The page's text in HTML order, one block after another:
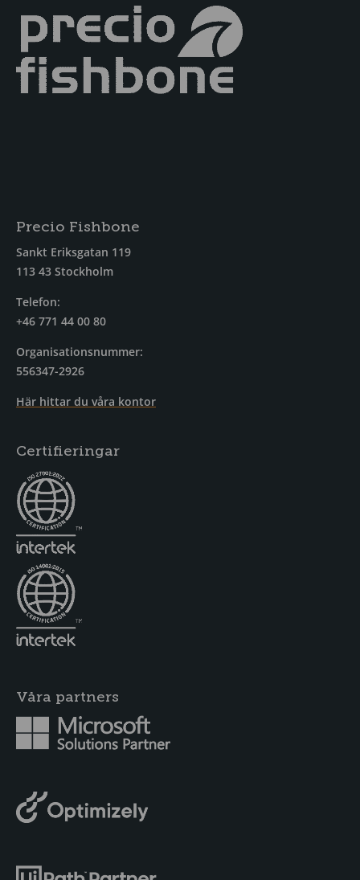
Precio Fishbone
Sankt Eriksgatan 119
113 43 Stockholm
Telefon:
+46 771 44 00 80
Organisationsnummer:
556347-2926
Här hittar du våra kontor
Certifieringar
Våra partners